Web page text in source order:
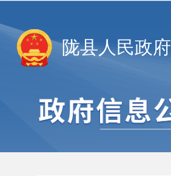
陇县人民政府